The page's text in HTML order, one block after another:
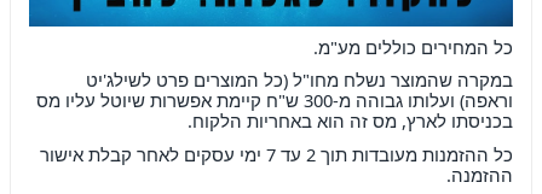
כל המחירים כוללים מע"מ.
במקרה שהמוצר נשלח מחו"ל (כל המוצרים פרט לשילג'יט
וראפה) ועלותו גבוהה מ-300 ש"ח קיימת אפשרות שיוטל עליו מס
בכניסתו לארץ, מס זה הוא באחריות הלקוח.
כל ההזמנות מעובדות תוך 2 עד 7 ימי עסקים לאחר קבלת אישור
ההזמנה.